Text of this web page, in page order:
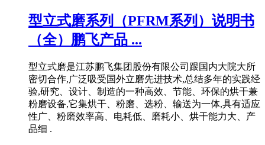
型立式磨系列（PFRM系列）说明书
（全）鹏飞产品 ...
型立式磨是江苏鹏飞集团股份有限公司跟国内大院大所
密切合作,广泛吸受国外立磨先进技术,总结多年的实践经
验,研究、设计、制造的一种高效、节能、环保的烘干兼
粉磨设备,它集烘干、粉磨、选粉、输送为一体,具有适应
性广、粉磨效率高、电耗低、磨耗小、烘干能力大、产
品细 .